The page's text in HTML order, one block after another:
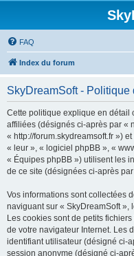
FAQ
Index du forum
SkyDreamSoft -
Cette politique explique en détail
affiliées (désignés ci-après par «
« http://forum.skydreamsoft.fr »)
« leur », « logiciel phpBB », «
« Équipes phpBB ») utilisent les
de ce site (désignées ci-après
Vos informations sont collectées
naviguant sur « SkyDreamSoft
Les cookies sont de petits
de votre navigateur Internet. Les
identifiant utilisateur (désigné ci-
session anonyme (désigné ci-